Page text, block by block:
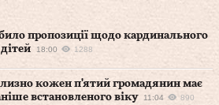
пропозиції щодо кардинального
18:00 1288
кожен п'ятий громадянин має
встановленого віку
11:04 890